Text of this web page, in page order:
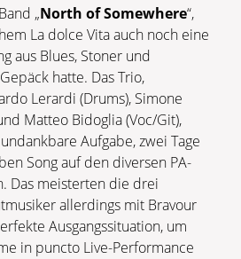
„North of Somewhere“,
La dolce Vita auch noch eine
aus Blues, Stoner und
hatte. Das Trio,
Lerardi (Drums), Simone
Matteo Bidoglia (Voc/Git),
Aufgabe, zwei Tage
Song auf den diversen PA-
Das meisterten die drei
allerdings mit Bravour
Ausgangssituation, um
in puncto Live-Performance